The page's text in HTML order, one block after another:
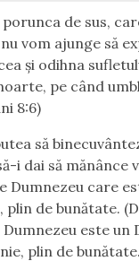
de sus,
vom ajunge să
și odihna
pe când
8:6)
să
i dai să mănânce
Dumnezeu care
de bunătate.
este un
plin de